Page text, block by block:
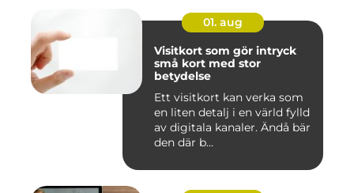
01. aug
Visitkort som gör intryck
små kort med stor
betydelse
Ett visitkort kan verka som
en liten detalj i en värld fylld
av digitala kanaler. Ändå bär
den där b...